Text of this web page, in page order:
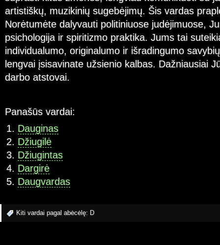
artistiškų, muzikinių sugebėjimų. Šis vardas
Norėtumėte dalyvauti politiniuose judėjimuose,
psichologija ir spiritizmo praktika. Jums tai
individualumo, originalumo ir išradingumo
lengvai įsisavinate užsienio kalbas. Dažniausiai
darbo atstovai.
Panašūs vardai:
Dauginas
Džiugilė
Džiugintas
Dargirė
Daugvardas
Kiti vardai pagal abėcėlę: D